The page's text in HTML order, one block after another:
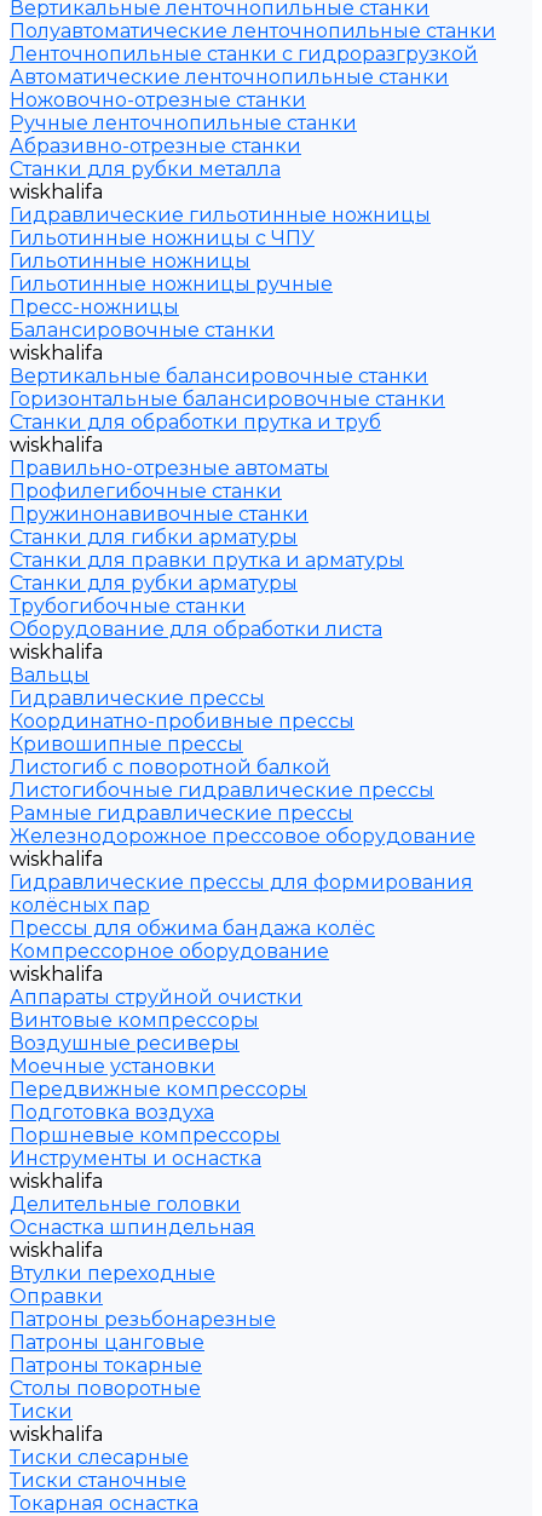
Вертикальные ленточнопильные станки
Полуавтоматические ленточнопильные станки
Ленточнопильные станки с гидроразгрузкой
Автоматические ленточнопильные станки
Ножовочно-отрезные станки
Ручные ленточнопильные станки
Абразивно-отрезные станки
Станки для рубки металла
wiskhalifa
Гидравлические гильотинные ножницы
Гильотинные ножницы с ЧПУ
Гильотинные ножницы
Гильотинные ножницы ручные
Пресс-ножницы
Балансировочные станки
wiskhalifa
Вертикальные балансировочные станки
Горизонтальные балансировочные станки
Станки для обработки прутка и труб
wiskhalifa
Правильно-отрезные автоматы
Профилегибочные станки
Пружинонавивочные станки
Станки для гибки арматуры
Станки для правки прутка и арматуры
Станки для рубки арматуры
Трубогибочные станки
Оборудование для обработки листа
wiskhalifa
Вальцы
Гидравлические прессы
Координатно-пробивные прессы
Кривошипные прессы
Листогиб с поворотной балкой
Листогибочные гидравлические прессы
Рамные гидравлические прессы
Железнодорожное прессовое оборудование
wiskhalifa
Гидравлические прессы для формирования
колёсных пар
Прессы для обжима бандажа колёс
Компрессорное оборудование
wiskhalifa
Аппараты струйной очистки
Винтовые компрессоры
Воздушные ресиверы
Моечные установки
Передвижные компрессоры
Подготовка воздуха
Поршневые компрессоры
Инструменты и оснастка
wiskhalifa
Делительные головки
Оснастка шпиндельная
wiskhalifa
Втулки переходные
Оправки
Патроны резьбонарезные
Патроны цанговые
Патроны токарные
Столы поворотные
Тиски
wiskhalifa
Тиски слесарные
Тиски станочные
Токарная оснастка